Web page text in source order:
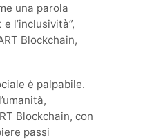
una parola
l’inclusività”,
Blockchain,
è palpabile.
Blockchain, con
passi